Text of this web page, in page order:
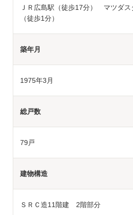
ＪＲ広島駅（徒歩17分） マツダス
（徒歩1分）
築年月
1975年3月
総戸数
79戸
建物構造
ＳＲＣ造11階建 2階部分